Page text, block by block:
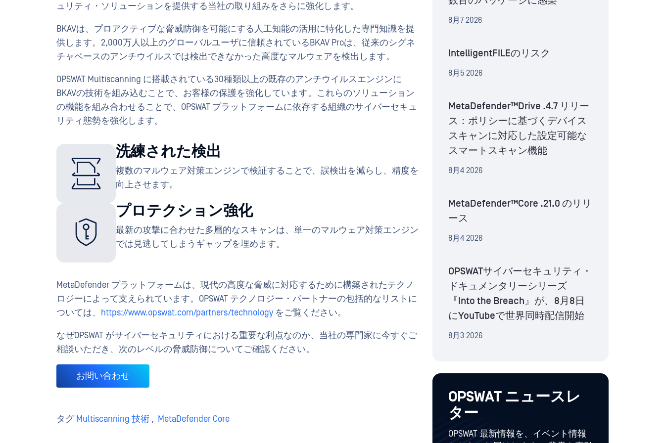
ュリティ・ソリューションを提供する当社の取り組みをさらに強化します。
BKAVは、プロアクティブな脅威防御を可能にする人工知能の活用に特化した専門知識を提
供します。2,000万人以上のグローバルユーザに信頼されているBKAV Proは、従来のシグネ
チャベースのアンチウイルスでは検出できなかった高度なマルウェアを検出します。
OPSWAT Multiscanning に搭載されている30種類以上の既存のアンチウイルスエンジンに
BKAVの技術を組み込むことで、お客様の保護を強化しています。これらのソリューション
の機能を組み合わせることで、OPSWAT プラットフォームに依存する組織のサイバーセキュ
リティ態勢を強化します。
洗練された検出
複数のマルウェア対策エンジンで検証することで、誤検出を減らし、精度を
向上させます。
プロテクション強化
最新の攻撃に合わせた多層的なスキャンは、単一のマルウェア対策エンジン
では見逃してしまうギャップを埋めます。
MetaDefender プラットフォームは、現代の高度な脅威に対応するために構築されたテクノ
ロジーによって支えられています。OPSWAT テクノロジー・パートナーの包括的なリストに
ついては、 https://www.opswat.com/partners/technologyをご覧ください。
なぜOPSWAT がサイバーセキュリティにおける重要な利点なのか、当社の専門家に今すぐご
相談いただき、次のレベルの脅威防御についてご確認ください。
お問い合わせ
タグMultiscanning 技術 , MetaDefender Core
8月7 2026
IntelligentFILEのリスク
8月5 2026
MetaDefender™Drive .4.7 リリー
ス：ポリシーに基づくデバイス
スキャンに対応した設定可能な
スマートスキャン機能
8月4 2026
MetaDefender™Core .21.0 のリリ
ース
8月4 2026
OPSWATサイバーセキュリティ・
ドキュメンタリーシリーズ
『Into the Breach』が、8月8日
にYouTubeで世界同時配信開始
8月3 2026
OPSWAT ニュースレ
ター
OPSWAT 最新情報を、イベント情報